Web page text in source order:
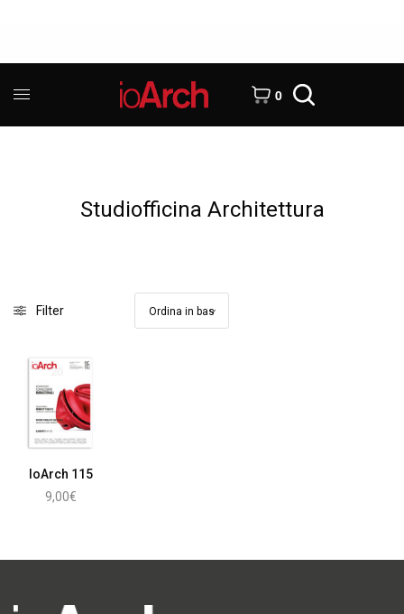
0
Studiofficina Architettura
Filter
IoArch 115
9,00€